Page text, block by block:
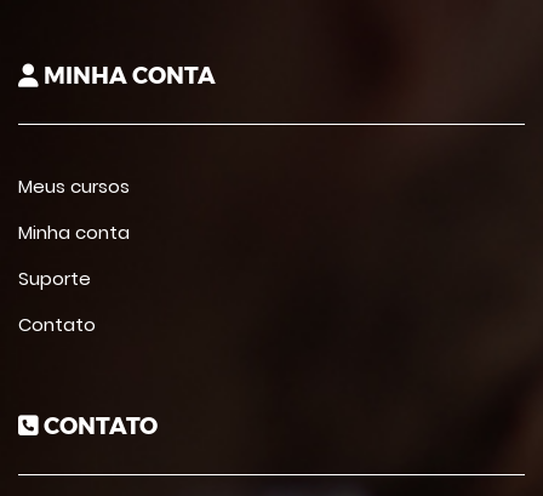
MINHA CONTA
Meus cursos
Minha conta
Suporte
Contato
CONTATO